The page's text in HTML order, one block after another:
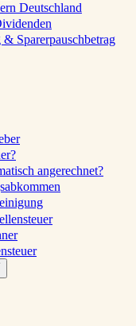
Deutschland
Sparerpauschbetrag
angerechnet?